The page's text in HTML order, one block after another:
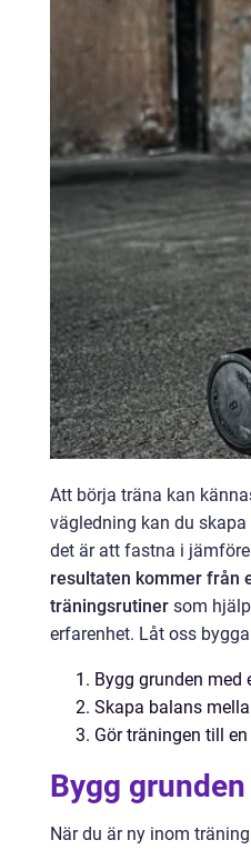
Att börja träna kan
vägledning kan du
det är att fastna i
resultaten kommer från
träningsrutiner som
erfarenhet. Låt oss
Bygg grunden
Skapa balans
Gör träningen till
Bygg
När du är ny inom